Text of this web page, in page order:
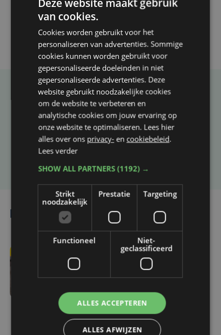
Taalfout opgemerkt?
Heb je een taal- of schrijffout opgemerkt in dit
artikel?
za 7 februari | 16:39
mannen, Van Alphen
gaat bij vrouwen met
eindzege aan de haal
van cookies.
Cookies worden gebruikt voor het
personaliseren van advertenties. Sommige
cookies kunnen worden gebruikt voor
gepersonaliseerde doeleinden in niet
gepersonaliseerde advertenties. Deze
website gebruikt noodzakelijke cookies
om de website te verbeteren en
analytische cookies om jouw ervaring op
onze website te optimaliseren. Lees hier
alles over ons privacy- en cookiebeleid.
Lees verder
SHOW ALL PARTNERS(1192) →
Strikt
noodzakelijk
Prestatie Targeting
Functioneel
Niet-
geclassificeerd
ALLES ACCEPTEREN
ALLES AFWIJZEN